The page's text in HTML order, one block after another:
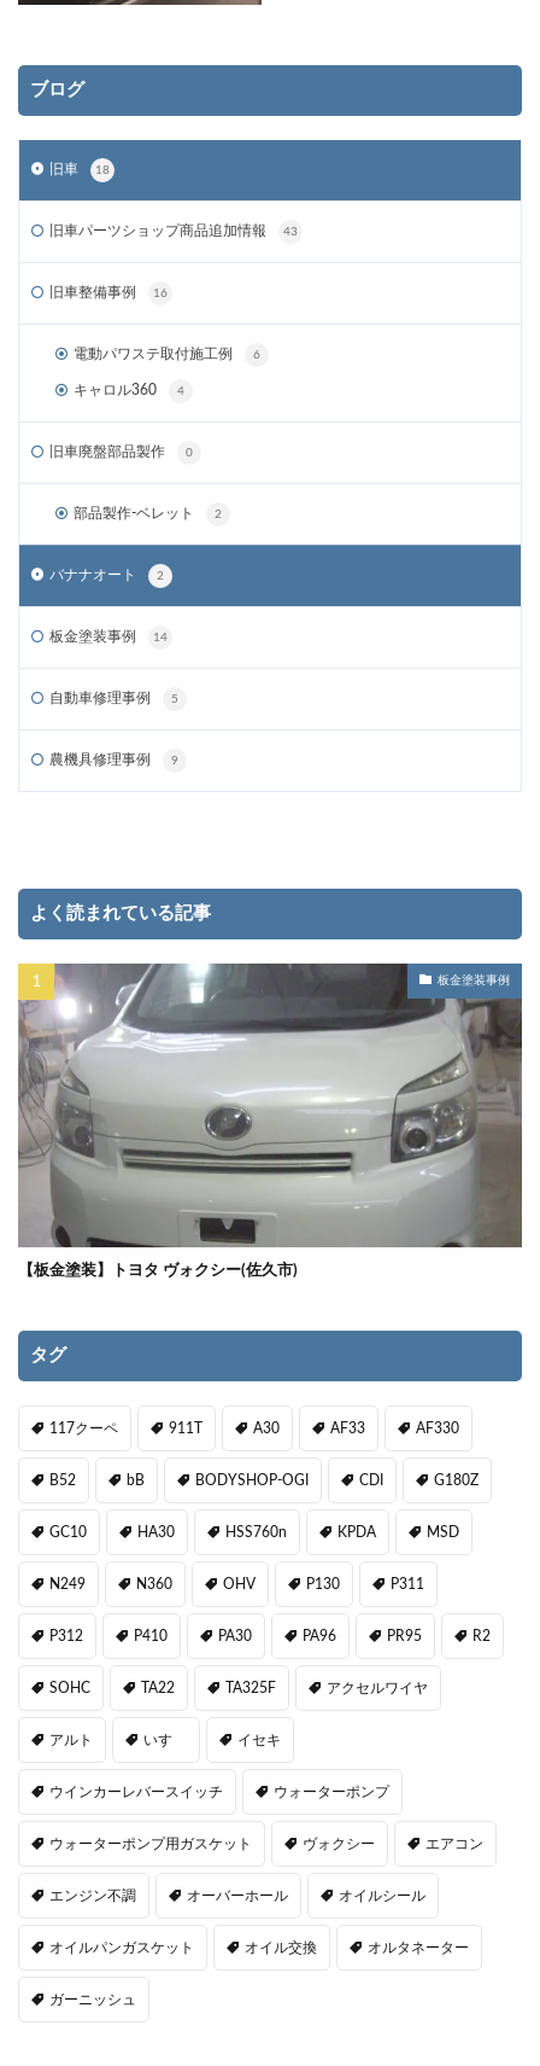
ブログ
旧車 18
旧車パーツショップ商品追加情報 43
旧車整備事例 16
電動パワステ取付施工例 6
キャロル360 4
旧車廃盤部品製作 0
部品製作-ベレット 2
バナナオート 2
板金塗装事例 14
自動車修理事例 5
農機具修理事例 9
よく読まれている記事
板金塗装事例
【板金塗装】トヨタ ヴォクシー(佐久市)
タグ
117クーペ 911T A30 AF33 AF330
B52 bB BODYSHOP-OGI CDI G180Z
GC10 HA30 HSS760n KPDA MSD
N249 N360 OHV P130 P311
P312 P410 PA30 PA96 PR95 R2
SOHC TA22 TA325F アクセルワイヤ
アルト いすゞ イセキ
ウインカーレバースイッチ ウォーターポンプ
ウォーターポンプ用ガスケット ヴォクシー エアコン
エンジン不調 オーバーホール オイルシール
オイルパンガスケット オイル交換 オルタネーター
ガーニッシュ